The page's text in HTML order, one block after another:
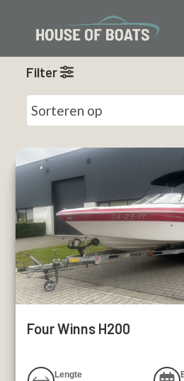
Filter
Four Winns H200
Lengte